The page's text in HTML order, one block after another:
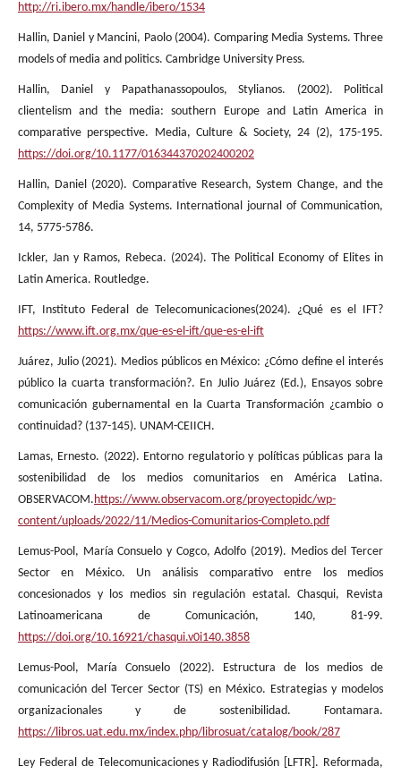
http://ri.ibero.mx/handle/ibero/1534
Hallin, Daniel y Mancini, Paolo (2004). Comparing Media Systems. Three
models of media and politics. Cambridge University Press.
Hallin, Daniel y Papathanassopoulos, Stylianos. (2002). Political
clientelism and the media: southern Europe and Latin America in
comparative perspective. Media, Culture & Society, 24 (2), 175-195.
https://doi.org/10.1177/016344370202400202
Hallin, Daniel (2020). Comparative Research, System Change, and the
Complexity of Media Systems. International journal of Communication,
14, 5775-5786.
Ickler, Jan y Ramos, Rebeca. (2024). The Political Economy of Elites in
Latin America. Routledge.
IFT, Instituto Federal de Telecomunicaciones(2024). ¿Qué es el IFT?
https://www.ift.org.mx/que-es-el-ift/que-es-el-ift
Juárez, Julio (2021). Medios públicos en México: ¿Cómo define el interés
público la cuarta transformación?. En Julio Juárez (Ed.), Ensayos sobre
comunicación gubernamental en la Cuarta Transformación ¿cambio o
continuidad? (137-145). UNAM-CEIICH.
Lamas, Ernesto. (2022). Entorno regulatorio y políticas públicas para la
sostenibilidad de los medios comunitarios en América Latina.
OBSERVACOM.https://www.observacom.org/proyectopidc/wp-
content/uploads/2022/11/Medios-Comunitarios-Completo.pdf
Lemus-Pool, María Consuelo y Cogco, Adolfo (2019). Medios del Tercer
Sector en México. Un análisis comparativo entre los medios
concesionados y los medios sin regulación estatal. Chasqui, Revista
Latinoamericana de Comunicación, 140, 81-99.
https://doi.org/10.16921/chasqui.v0i140.3858
Lemus-Pool, María Consuelo (2022). Estructura de los medios de
comunicación del Tercer Sector (TS) en México. Estrategias y modelos
organizacionales y de sostenibilidad. Fontamara.
https://libros.uat.edu.mx/index.php/librosuat/catalog/book/287
Ley Federal de Telecomunicaciones y Radiodifusión [LFTR]. Reformada,